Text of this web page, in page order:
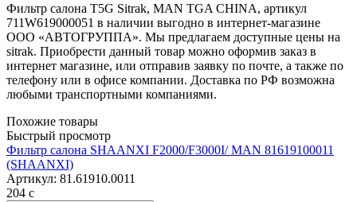
Фильтр салона T5G Sitrak, MAN TGA CHINA, артикул
711W619000051 в наличии выгодно в интернет-магазине
ООО «АВТОГРУППА». Мы предлагаем доступные цены на
sitrak. Приобрести данный товар можно оформив заказ в
интернет магазине, или отправив заявку по почте, а также по
телефону или в офисе компании. Доставка по РФ возможна
любыми транспортными компаниями.
Похожие товары
Быстрый просмотр
Фильтр салона SHAANXI F2000/F3000I/ MAN 81619100011
(SHAANXI)
Артикул: 81.61910.0011
204 c